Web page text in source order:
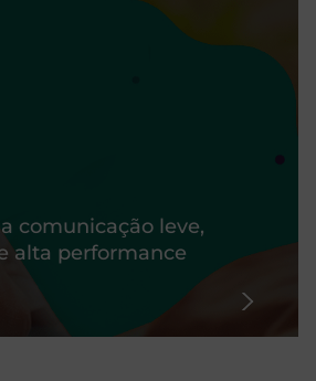
comunicação leve,
alta performance